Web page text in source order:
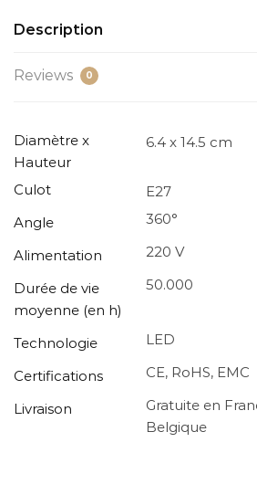
Description
Reviews 0
Diamètre x
Hauteur
6.4 x 14.5 cm
Culot
E27
Angle
360°
Alimentation 220 V
Durée de vie
moyenne (en h)
50.000
Technologie LED
Certifications CE, RoHS, EMC
Livraison
Gratuite en
Belgique